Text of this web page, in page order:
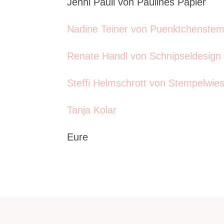
Nadine Teiner von
Renate Handl von Schnipseldesign
Steffi Helmschrott von
Tanja Kolar
Eure